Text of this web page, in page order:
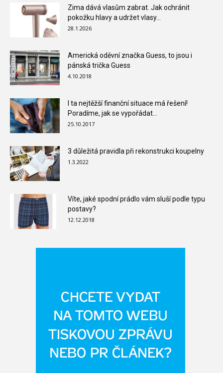
Zima dává vlasům zabrat. Jak ochránit
pokožku hlavy a udržet vlasy...
28.1.2026
Americká oděvní značka Guess, to jsou i
pánská trička Guess
4.10.2018
I ta nejtěžší finanční situace má řešení!
Poradíme, jak se vypořádat...
25.10.2017
3 důležitá pravidla při rekonstrukci koupelny
1.3.2022
Víte, jaké spodní prádlo vám sluší podle typu
postavy?
12.12.2018